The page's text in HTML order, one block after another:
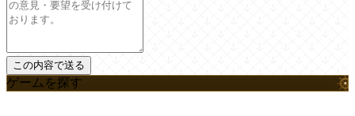
ゲームを探す